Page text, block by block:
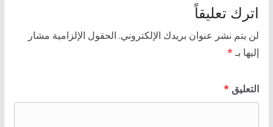
اترك تعليقاً
لن يتم نشر عنوان بريدك الإلكتروني. الحقول الإلزامية مشار
إليها بـ*
التعليق *